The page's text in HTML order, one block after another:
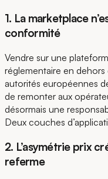
1. La marketplace
conformité
Vendre sur une
réglementaire en dehors
autorités européennes
de remonter aux
désormais une
Deux couches
2. L’asymétrie prix
referme